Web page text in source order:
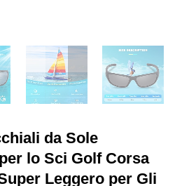
da Sole
lo Sci Golf Corsa
Leggero per Gli